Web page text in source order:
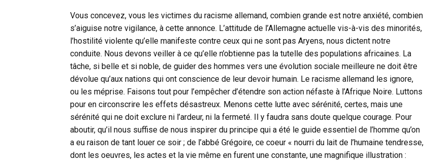
Vous concevez, vous les victimes du racisme allemand, combien grande est notre anxiété, combien
s’aiguise notre vigilance, à cette annonce. L’attitude de l’Allemagne actuelle vis-à-vis des minorités,
l’hostilité violente qu’elle manifeste contre ceux qui ne sont pas Aryens, nous dictent notre
conduite. Nous devons veiller à ce qu’elle n’obtienne pas la tutelle des populations africaines. La
tâche, si belle et si noble, de guider des hommes vers une évolution sociale meilleure ne doit être
dévolue qu’aux nations qui ont conscience de leur devoir humain. Le racisme allemand les ignore,
ou les méprise. Faisons tout pour l’empêcher d’étendre son action néfaste à l’Afrique Noire. Luttons
pour en circonscrire les effets désastreux. Menons cette lutte avec sérénité, certes, mais une
sérénité qui ne doit exclure ni l’ardeur, ni la fermeté. Il y faudra sans doute quelque courage. Pour
aboutir, qu’il nous suffise de nous inspirer du principe qui a été le guide essentiel de l’homme qu’on
a eu raison de tant louer ce soir ; de l’abbé Grégoire, ce coeur « nourri du lait de l’humaine tendresse,
dont les oeuvres, les actes et la vie même en furent une constante, une magnifique illustration :